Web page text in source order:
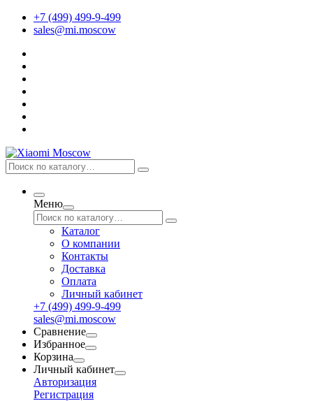
+7 (499) 499-9-499
sales@mi.moscow
Меню
Каталог
О компании
Контакты
Доставка
Оплата
Личный кабинет
+7 (499) 499-9-499
sales@mi.moscow
Сравнение
Избранное
Корзина
Личный кабинет
Авторизация
Регистрация